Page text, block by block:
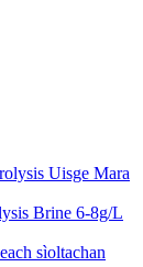
Uisge Mara
Brine 6-8g/L
sìoltachan